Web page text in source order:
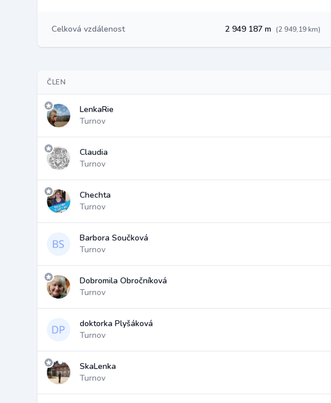
Celková vzdálenost 2 949 187 m (2 949,19 km)
ČLEN
LenkaRie
Turnov
Claudia
Turnov
Chechta
Turnov
Barbora Součková
Turnov
Dobromila Obročníková
Turnov
doktorka Plyšáková
Turnov
SkaLenka
Turnov